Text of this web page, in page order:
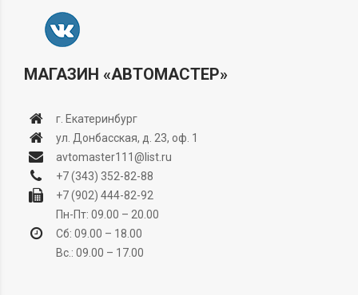
МАГАЗИН «АВТОМАСТЕР»
г. Екатеринбург
ул. Донбасская, д. 23, оф. 1
avtomaster111@list.ru
+7 (343) 352-82-88
+7 (902) 444-82-92
Пн-Пт: 09.00 – 20.00
Сб: 09.00 – 18.00
Вс.: 09.00 – 17.00